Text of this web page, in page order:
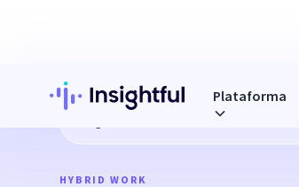
Plataforma
Horarios flexibles frente a
HYBRID WORK